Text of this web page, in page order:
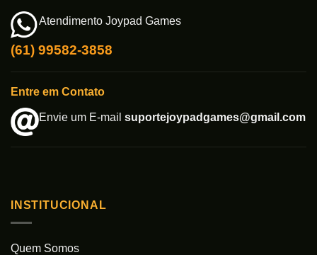
Atendimento Joypad Games
(61) 99582-3858
Entre em Contato
Envie um E-mail suportejoypadgames@gmail.com
INSTITUCIONAL
Quem Somos